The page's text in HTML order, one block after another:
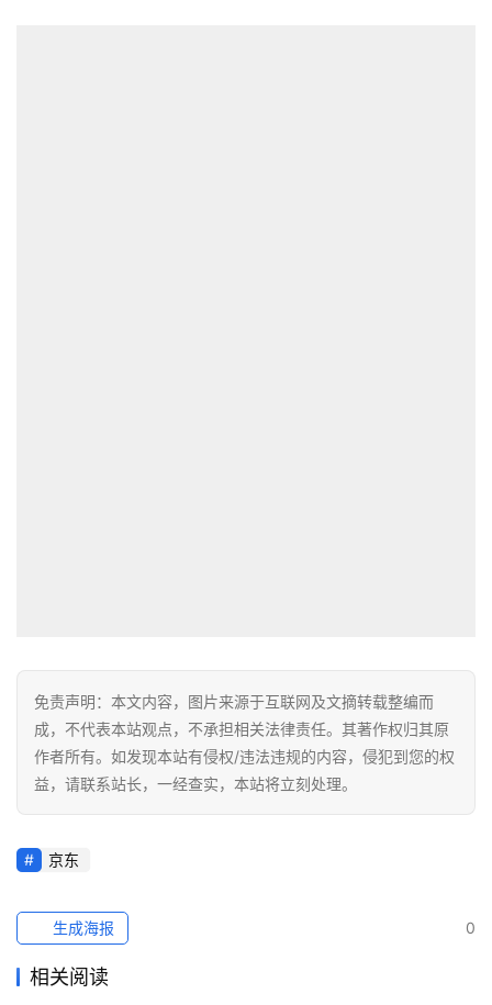
免责声明：本文内容，图片来源于互联网及文摘转载整编而
成，不代表本站观点，不承担相关法律责任。其著作权归其原
作者所有。如发现本站有侵权/违法违规的内容，侵犯到您的权
益，请联系站长，一经查实，本站将立刻处理。
京东
0
生成海报
相关阅读